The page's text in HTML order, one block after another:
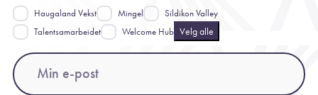
Haugaland Vekst Mingel
Sildikon Valley
Talentsamarbeidet
Welcome Hub Velg alle
Email